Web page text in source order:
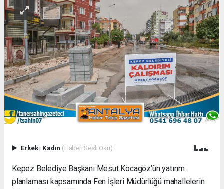
Erkek| Kadın (Haberi Sesli Oku)
Kepez Belediye Başkanı Mesut Kocagöz’ün yatırım
planlaması kapsamında Fen İşleri Müdürlüğü mahallelerin